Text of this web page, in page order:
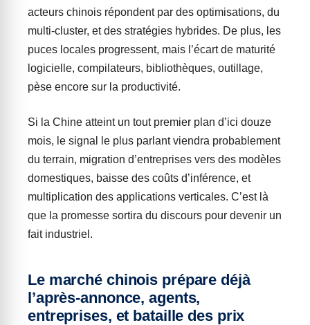
acteurs chinois répondent par des optimisations, du
multi-cluster, et des stratégies hybrides. De plus, les
puces locales progressent, mais l’écart de maturité
logicielle, compilateurs, bibliothèques, outillage,
pèse encore sur la productivité.
Si la Chine atteint un tout premier plan d’ici douze
mois, le signal le plus parlant viendra probablement
du terrain, migration d’entreprises vers des modèles
domestiques, baisse des coûts d’inférence, et
multiplication des applications verticales. C’est là
que la promesse sortira du discours pour devenir un
fait industriel.
Le marché chinois prépare déjà
l’après-annonce, agents,
entreprises, et bataille des prix